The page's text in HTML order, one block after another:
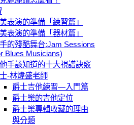
表演的準備「練習篇」
表演的準備「器材篇」
的殘酷舞台:Jam Sessions
Blues Musicians)
手該知道的十大視譜訣竅
-林煒盛老師
爵士吉他練習—入門篇
爵士樂的吉他定位
爵士樂專輯收藏的理由
與分類